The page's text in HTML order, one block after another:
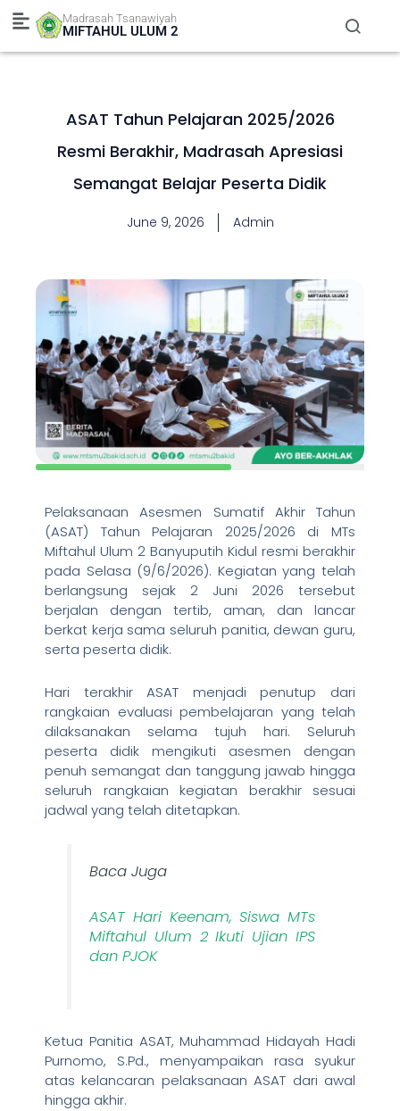
Skip
content
Madrasah Tsanawiyah
MIFTAHUL ULUM 2
ASAT Tahun Pelajaran 2025/2026
Resmi Berakhir, Madrasah Apresiasi
Semangat Belajar Peserta Didik
June 9, 2026 Admin
Pelaksanaan Asesmen Sumatif Akhir Tahun
(ASAT) Tahun Pelajaran 2025/2026 di MTs
Miftahul Ulum 2 Banyuputih Kidul resmi berakhir
pada Selasa (9/6/2026). Kegiatan yang telah
berlangsung sejak 2 Juni 2026 tersebut
berjalan dengan tertib, aman, dan lancar
berkat kerja sama seluruh panitia, dewan guru,
serta peserta didik.
Hari terakhir ASAT menjadi penutup dari
rangkaian evaluasi pembelajaran yang telah
dilaksanakan selama tujuh hari. Seluruh
peserta didik mengikuti asesmen dengan
penuh semangat dan tanggung jawab hingga
seluruh rangkaian kegiatan berakhir sesuai
jadwal yang telah ditetapkan.
Baca Juga
ASAT Hari Keenam, Siswa MTs
Miftahul Ulum 2 Ikuti Ujian IPS
dan PJOK
Ketua Panitia ASAT, Muhammad Hidayah Hadi
Purnomo, S.Pd., menyampaikan rasa syukur
atas kelancaran pelaksanaan ASAT dari awal
hingga akhir.